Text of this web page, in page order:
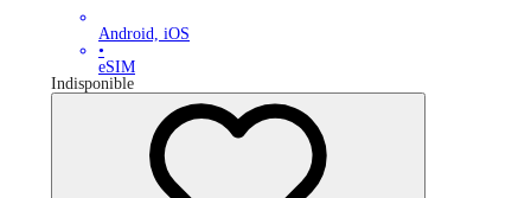
Android, iOS
•
eSIM
Indisponible